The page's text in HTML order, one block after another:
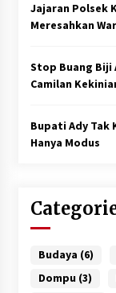
Jajaran Polsek
Meresahkan
Stop Buang Biji
Camilan
Bupati Ady Tak
Hanya Modus
Budaya (6)
Dompu (3)